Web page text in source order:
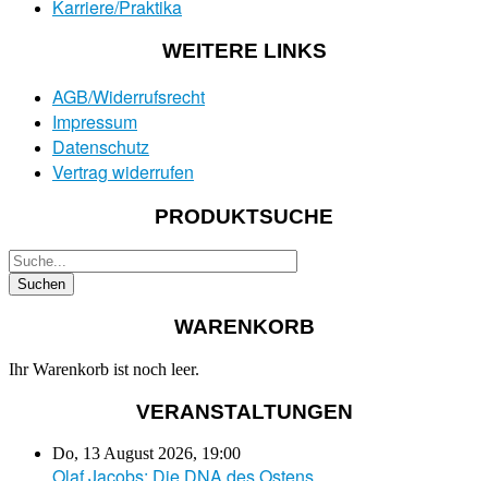
Karriere/Praktika
WEITERE LINKS
AGB/Widerrufsrecht
Impressum
Datenschutz
Vertrag widerrufen
PRODUKTSUCHE
WARENKORB
Ihr Warenkorb ist noch leer.
VERANSTALTUNGEN
Do, 13 August 2026, 19:00